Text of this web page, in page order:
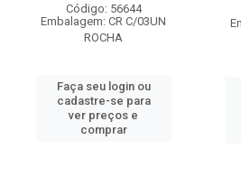
Código: 56644
Embalagem: CR C/03UN
ROCHA
Faça seu login ou
cadastre-se para
ver preços e
comprar